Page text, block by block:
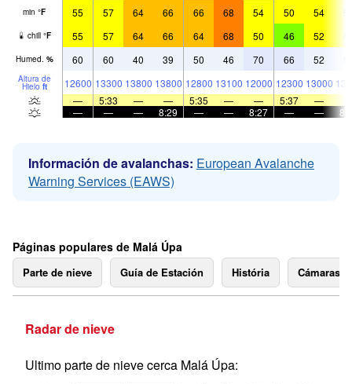
min °F 55 57 64 66 66 68 54 50 54
chill °F 55 57 64 66 64 68 50 46 52
Humed. % 60 60 40 39 50 46 70 66 52
Altura de
Hielo ft 12600 13300 13800 13800 12800 13100 12000 12300 13000
—
5:33 — — 5:35 — — 5:37 —
—
— — 8:29 — — 8:27 — —
Información de avalanchas: European Avalanche
Warning Services (EAWS)
Páginas populares de Malá Úpa
Parte de nieve Guía de Estación História Cámaras
Radar de nieve
Ultimo parte de nieve cerca Malá Úpa: